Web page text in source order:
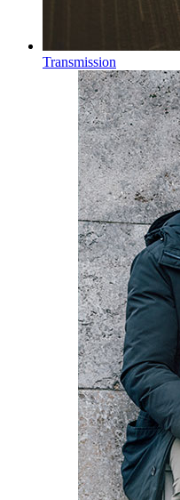
Transmission